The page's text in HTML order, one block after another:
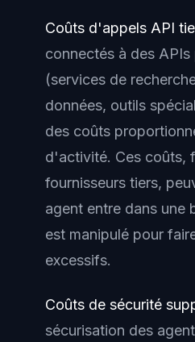
Coûts d'appels API
connectés à des APIs
(services de
données, outils
des coûts
d'activité. Ces coûts,
fournisseurs tiers,
agent entre dans une
est manipulé pour
excessifs.
Coûts de sécurité
sécurisation des